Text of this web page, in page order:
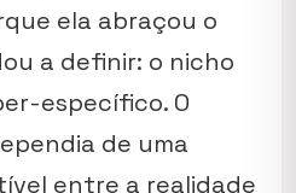
ela abraçou o
a definir: o nicho
específico. O
de uma
entre a realidade